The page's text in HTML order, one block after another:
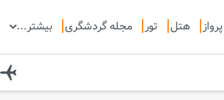
پرواز هتل تور مجله گردشگری بیشتر...